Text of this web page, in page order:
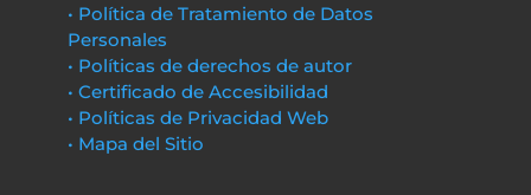
• Política de Tratamiento de Datos
Personales
• Políticas de derechos de autor
• Certificado de Accesibilidad
• Políticas de Privacidad Web
• Mapa del Sitio